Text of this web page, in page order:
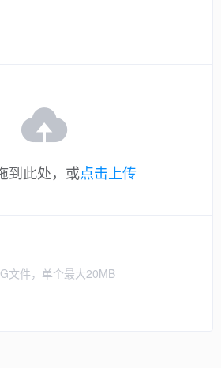
到此处，或点击上传
文件，单个最大20MB